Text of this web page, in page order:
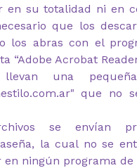
en su totalidad ni en
que los
los abras con el
“Adobe Acrobat
llevan una
que no
se envían
la cual no se
ningún programa de